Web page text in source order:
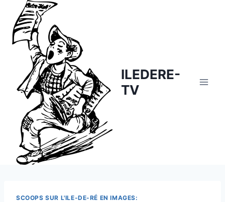
content
ILEDERE-
TV
SCOOPS SUR L'ILE-DE-RÉ EN IMAGES: